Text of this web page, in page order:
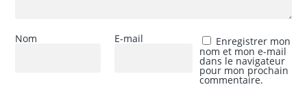
Nom E-mail Enregistrer mon
nom et mon e-mail
dans le navigateur
pour mon prochain
commentaire.